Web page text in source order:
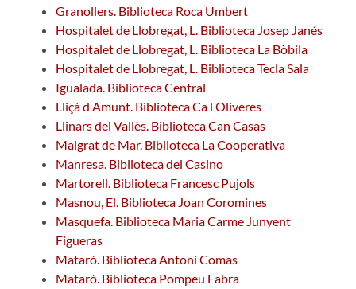
Granollers. Biblioteca Roca Umbert
Hospitalet de Llobregat, L. Biblioteca Josep Janés
Hospitalet de Llobregat, L. Biblioteca La Bòbila
Hospitalet de Llobregat, L. Biblioteca Tecla Sala
Igualada. Biblioteca Central
Lliçà d Amunt. Biblioteca Ca l Oliveres
Llinars del Vallès. Biblioteca Can Casas
Malgrat de Mar. Biblioteca La Cooperativa
Manresa. Biblioteca del Casino
Martorell. Biblioteca Francesc Pujols
Masnou, El. Biblioteca Joan Coromines
Masquefa. Biblioteca Maria Carme Junyent
Figueras
Mataró. Biblioteca Antoni Comas
Mataró. Biblioteca Pompeu Fabra